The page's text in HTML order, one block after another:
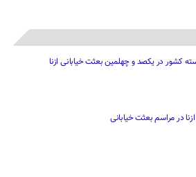
کشور در یکصد و چهلمین بعثت خیابانی ازنا
در مراسم بعثت خیابانی